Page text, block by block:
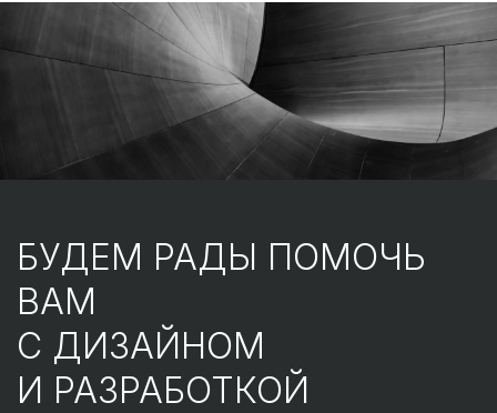
БУДЕМ РАДЫ ПОМОЧЬ
ВАМ
С ДИЗАЙНОМ
И РАЗРАБОТКОЙ